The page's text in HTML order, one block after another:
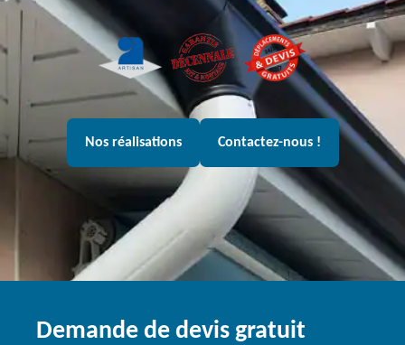
Nos réalisations Contactez-nous !
Demande de devis gratuit